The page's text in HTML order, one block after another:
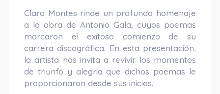
Clara Montes rinde un profundo homenaje
a la obra de Antonio Gala, cuyos poemas
marcaron el exitoso comienzo de su
carrera discográfica. En esta presentación,
la artista nos invita a revivir los momentos
de triunfo y alegría que dichos poemas le
proporcionaron desde sus inicios.